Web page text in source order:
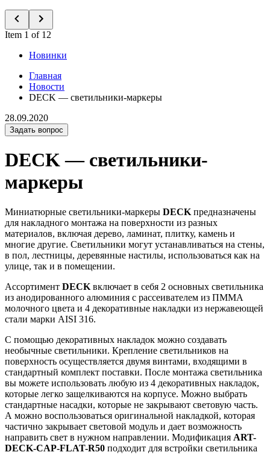
Item 1 of 12
Новинки
Главная
Новости
DECK — светильники-маркеры
28.09.2020
Задать вопрос
DECK — светильники-
маркеры
Миниатюрные светильники-маркеры DECK предназначены
для накладного монтажа на поверхности из разных
материалов, включая дерево, ламинат, плитку, камень и
многие другие. Светильники могут устанавливаться на стены,
в пол, лестницы, деревянные настилы, использоваться как на
улице, так и в помещении.
Ассортимент DECK включает в себя 2 основных светильника
из анодированного алюминия с рассеивателем из ПММА
молочного цвета и 4 декоративные накладки из нержавеющей
стали марки AISI 316.
С помощью декоративных накладок можно создавать
необычные светильники. Крепление светильников на
поверхность осуществляется двумя винтами, входящими в
стандартный комплект поставки. После монтажа светильника
вы можете использовать любую из 4 декоративных накладок,
которые легко защелкиваются на корпусе. Можно выбрать
стандартные насадки, которые не закрывают световую часть.
А можно воспользоваться оригинальной накладкой, которая
частично закрывает световой модуль и дает возможность
направить свет в нужном направлении. Модификация ART-
DECK-CAP-FLAT-R50 подходит для встройки светильника